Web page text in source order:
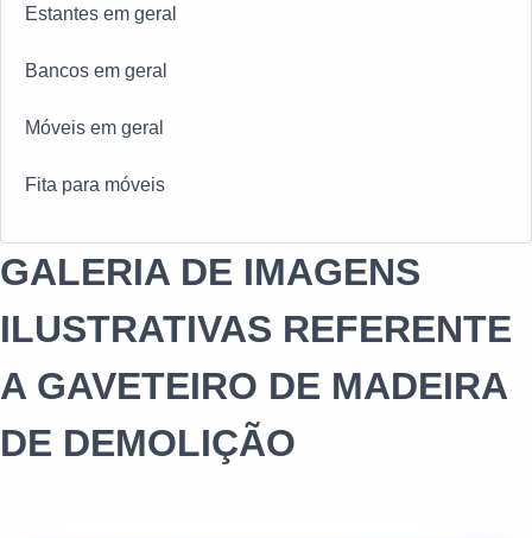
Estantes em geral
Bancos em geral
Móveis em geral
Fita para móveis
GALERIA DE IMAGENS
ILUSTRATIVAS REFERENTE
A GAVETEIRO DE MADEIRA
DE DEMOLIÇÃO